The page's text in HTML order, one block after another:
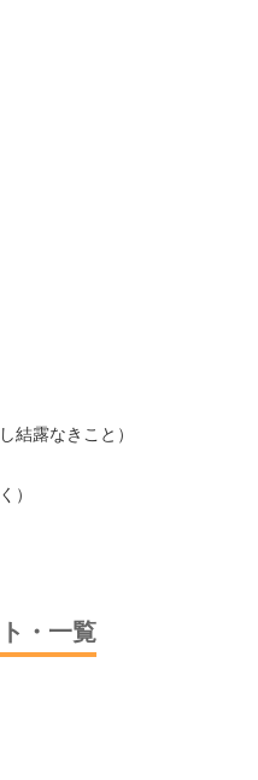
結露なきこと）
）
・一覧